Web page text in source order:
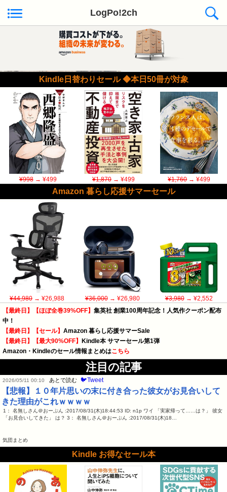
LogPo!2ch
Kindle日替わりセール ◆本日50冊が対象
¥998→ ¥499 ¥1,870→ ¥499 ¥1,760→ ¥499
Amazon 暮らし応援サマーセール
¥44,980 → ¥26,988 ¥36,000→ ¥26,980 ¥3,980→ ¥2,552
【最終日】【ほぼ全巻39%OFF】 集英社 創業100周年記念！人気作クーポン配布
中！
【最終日】【セール】 Amazon 暮らし応援サマーSale
【最終日】【最大90%OFF】 Kindle本 サマーセール第1弾
Amazon・Kindleのセール情報まとめはこちら
注目の記事
2026/05/11 00:10 あとで読む 🐦Tweet
【悲報】１０年片思いの末に付き合った彼女がお見合いして
きた理由がこれｗｗｗｗ
1： 名無しさん＠おーぷん :2017/08/31(木)18:44:53 ID: n1p ワイ 「実家帰って……は？」 彼女
「お見合いしてきた」 は？ 3： 名無しさん＠おーぷん :2017/08/31(木)18…
気団まとめ
Kindle お得なセール本